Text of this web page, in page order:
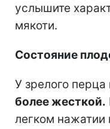
услышите
мякоти.
Состояние
У зрелого
более жесткой.
легком нажатии